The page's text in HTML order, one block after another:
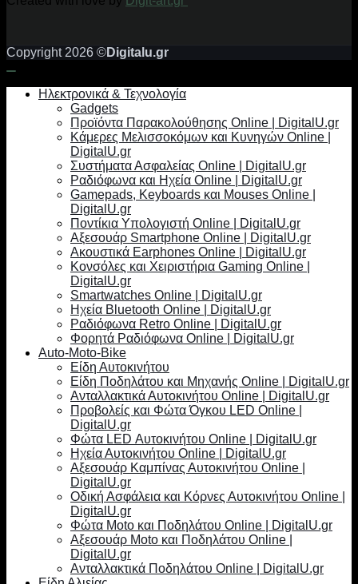
Copyright 2026 ©Digitalu.gr
Ηλεκτρονικά & Τεχνολογία
Gadgets
Προϊόντα Παρακολούθησης Online | DigitalU.gr
Κάμερες Μελισσοκόμων και Κυνηγών Online |
DigitalU.gr
Συστήματα Ασφαλείας Online | DigitalU.gr
Ραδιόφωνα και Ηχεία Online | DigitalU.gr
Gamepads, Keyboards και Mouses Online |
DigitalU.gr
Ποντίκια Υπολογιστή Online | DigitalU.gr
Αξεσουάρ Smartphone Online | DigitalU.gr
Ακουστικά Earphones Online | DigitalU.gr
Κονσόλες και Χειριστήρια Gaming Online |
DigitalU.gr
Smartwatches Online | DigitalU.gr
Ηχεία Bluetooth Online | DigitalU.gr
Ραδιόφωνα Retro Online | DigitalU.gr
Φορητά Ραδιόφωνα Online | DigitalU.gr
Auto-Moto-Bike
Είδη Αυτοκινήτου
Είδη Ποδηλάτου και Μηχανής Online | DigitalU.gr
Ανταλλακτικά Αυτοκινήτου Online | DigitalU.gr
Προβολείς και Φώτα Όγκου LED Online |
DigitalU.gr
Φώτα LED Αυτοκινήτου Online | DigitalU.gr
Ηχεία Αυτοκινήτου Online | DigitalU.gr
Αξεσουάρ Καμπίνας Αυτοκινήτου Online |
DigitalU.gr
Οδική Ασφάλεια και Κόρνες Αυτοκινήτου Online |
DigitalU.gr
Φώτα Moto και Ποδηλάτου Online | DigitalU.gr
Αξεσουάρ Moto και Ποδηλάτου Online |
DigitalU.gr
Ανταλλακτικά Ποδηλάτου Online | DigitalU.gr